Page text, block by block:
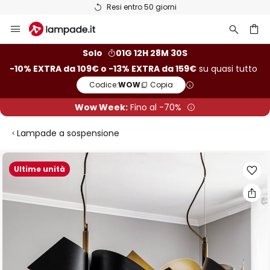
Resi entro 50 giorni
Salta
al
Solo
01G 12H 28M 30S
-10% EXTRA da 109€ o -13% EXTRA da 159€ su quasi tutto
Codice:WOW Copia
Wow Week: Fino al -70%
Lampade a sospensione
Ultime unità
Vai
alla
fine
della
immagini